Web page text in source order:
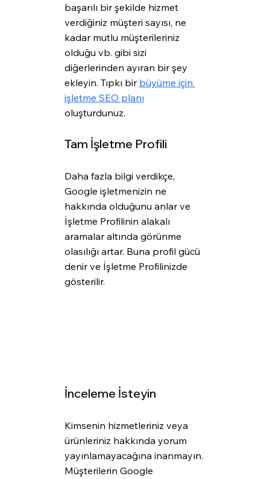
başarılı bir şekilde hizmet
verdiğiniz müşteri sayısı, ne
kadar mutlu müşterileriniz
olduğu vb. gibi sizi
diğerlerinden ayıran bir şey
ekleyin. Tıpkı bir büyüme için
işletme SEO planı
oluşturdunuz.
Tam İşletme Profili
Daha fazla bilgi verdikçe,
Google işletmenizin ne
hakkında olduğunu anlar ve
İşletme Profilinin alakalı
aramalar altında görünme
olasılığı artar. Buna profil gücü
denir ve İşletme Profilinizde
gösterilir.
İnceleme İsteyin
Kimsenin hizmetleriniz veya
ürünleriniz hakkında yorum
yayınlamayacağına inanmayın.
Müşterilerin Google